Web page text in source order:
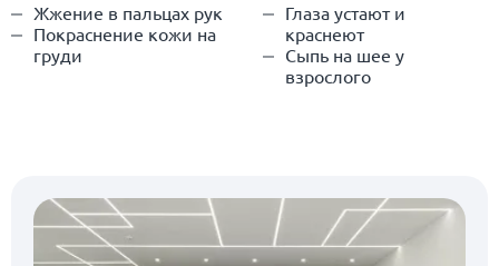
Жжение в пальцах рук
Покраснение кожи на
груди
Глаза устают и
краснеют
Сыпь на шее у
взрослого